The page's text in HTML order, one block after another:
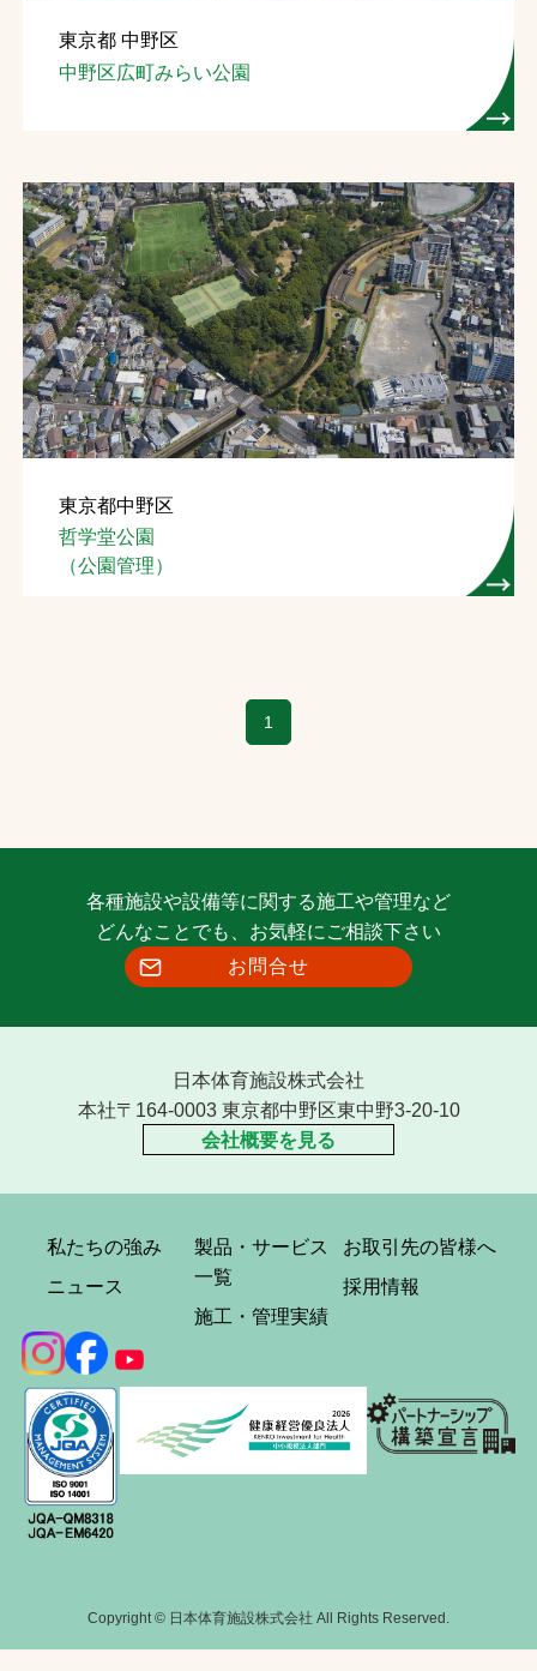
東京都 中野区
中野区広町みらい公園
東京都中野区
哲学堂公園
（公園管理）
1
各種施設や設備等に関する施工や管理など
どんなことでも、お気軽にご相談下さい
お問合せ
日本体育施設株式会社
本社〒164-0003 東京都中野区東中野3-20-10
会社概要を見る
私たちの強み
ニュース
製品・サービス
一覧
施工・管理実績
お取引先の皆様へ
採用情報
Copyright © 日本体育施設株式会社 All Rights Reserved.